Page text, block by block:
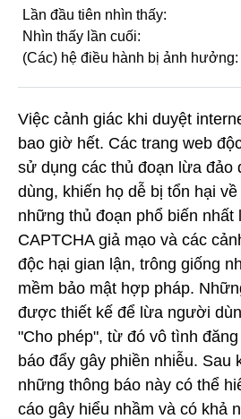
Lần đầu tiên nhìn thấy:
Nhìn thấy lần cuối:
(Các) hệ điều hành bị ảnh hưởng:
Việc cảnh giác khi duyệt
bao giờ hết. Các trang web
sử dụng các thủ đoạn lừa đảo
dùng, khiến họ dễ bị tổn hại
những thủ đoạn phổ biến nhất
CAPTCHA giả mạo và các
độc hại gian lận, trông giống
mềm bảo mật hợp pháp.
được thiết kế để lừa người
"Cho phép", từ đó vô tình
báo đẩy gây phiền nhiễu. Sau
những thông báo này có thể
cáo gây hiểu nhầm và có khả